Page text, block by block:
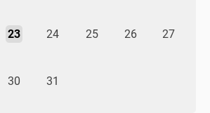
23 24 25 26 27
30 31